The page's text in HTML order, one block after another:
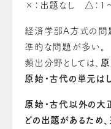
×：出題なし △：
経済学部A方式の問
準的な問題が多い。
頻出分野としては、
原始・古代の単元は
原始・古代以外の大
どの出題があるため